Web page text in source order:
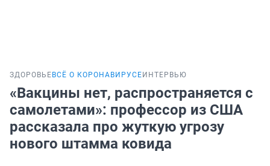
ЗДОРОВЬЕ ВСЁ О КОРОНАВИРУСЕ ИНТЕРВЬЮ
«Вакцины нет, распространяется с
самолетами»: профессор из США
рассказала про жуткую угрозу
нового штамма ковида